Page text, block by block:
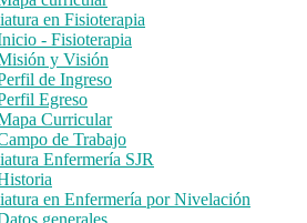
en Fisioterapia
- Fisioterapia
y Visión
de Ingreso
Egreso
Curricular
de Trabajo
Enfermería SJR
en Enfermería por Nivelación